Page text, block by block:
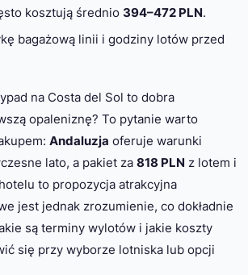
kosztują średnio 394–472 PLN.
bagażową linii i godziny lotów przed
na Costa del Sol to dobra
opaleniznę? To pytanie warto
Andaluzja oferuje warunki
lato, a pakiet za 818 PLN z lotem i
hotelu to propozycja atrakcyjna
jest jednak zrozumienie, co dokładnie
są terminy wylotów i jakie koszty
się przy wyborze lotniska lub opcji